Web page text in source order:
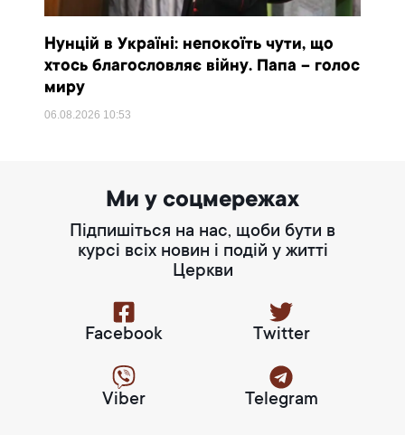
Нунцій в Україні: непокоїть чути, що
хтось благословляє війну. Папа – голос
миру
06.08.2026 10:53
Ми у соцмережах
Підпишіться на нас, щоби бути в
курсі всіх новин і подій у житті
Церкви
Facebook Twitter
Viber Telegram